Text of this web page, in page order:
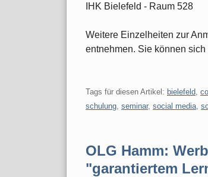
IHK Bielefeld - Raum 528
Weitere Einzelheiten zur
entnehmen. Sie können sich
Tags für diesen Artikel: bielefeld
schulung seminar, social media
OLG Hamm:
"garantiertem